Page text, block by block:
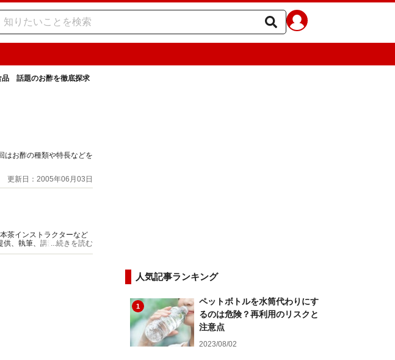
品 話題のお酢を徹底探求
はお酢の種類や特長などを
更新日：2005年06月03日
茶インストラクターなど
供、執筆、講演等を中心に
...続きを読む
人気記事ランキング
1
ペットボトルを水筒代わりにす
るのは危険？再利用のリスクと
注意点
2023/08/02